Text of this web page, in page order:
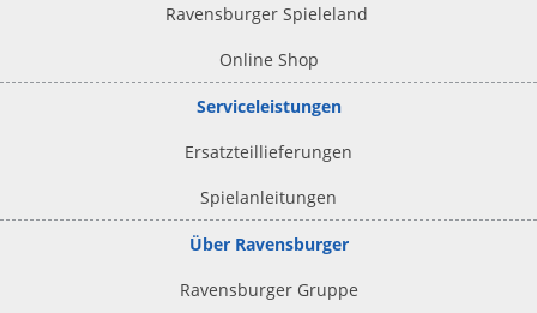
Ravensburger Spieleland
Online Shop
Serviceleistungen
Ersatzteillieferungen
Spielanleitungen
Über Ravensburger
Ravensburger Gruppe